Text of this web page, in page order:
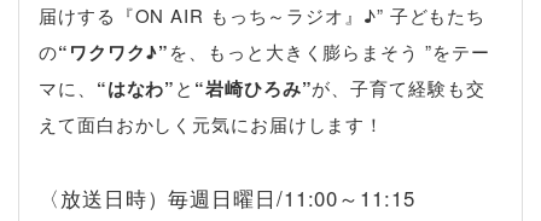
届けする『ON AIR もっち～ラジオ』♪” 子どもたち
の“ワクワク♪”を、もっと大きく膨らまそう ”をテー
マに、 “はなわ”と “岩崎ひろみ”が、子育て経験も交
えて面白おかしく元気にお届けします！
〈放送日時）毎週日曜日/11:00～11:15